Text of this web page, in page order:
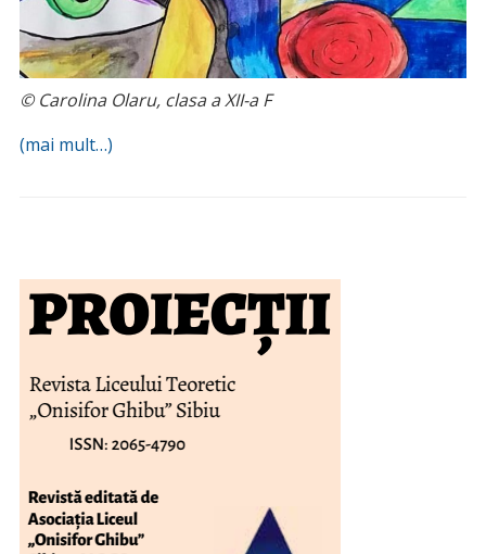
© Carolina Olaru, clasa a XII-a F
(mai mult…)